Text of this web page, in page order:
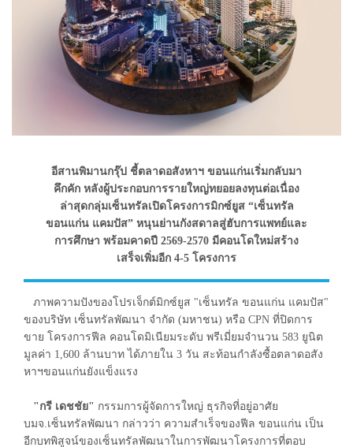
อีสานพิมานกรุ๊ป ชี้ตลาดอสังหาฯ ขอนแก่นเริ่มกลับมา
คึกคัก หลังผู้ประกอบการรายใหญ่ทยอยลงทุนต่อเนื่อง
ล่าสุดกลุ่มเซ็นทรัลเปิดโครงการมิกซ์ยูส “เซ็นทรัล
ขอนแก่น แคมปัส” หนุนย่านกังสดาลสู่ฮับการแพทย์และ
การศึกษา พร้อมคาดปี 2569-2570 มีคอนโดใหม่สร้าง
เสร็จเพิ่มอีก 4-5 โครงการ
ภาพความปังของโปรเจ็กต์มิกซ์ยูส "เซ็นทรัล ขอนแก่น แคมปัส"
ของบริษัท เซ็นทรัลพัฒนา จำกัด (มหาชน) หรือ CPN ที่ปิดการ
ขาย โครงการฟีล คอนโดมิเนียมระดับ พรีเมี่ยมจำนวน 583 ยูนิต
มูลค่า 1,600 ล้านบาท ได้ภายใน 3 วัน สะท้อนกำลังซื้อตลาดอสัง
หาฯขอนแก่นยังแข็งแรง
"กรี เดชชัย" กรรมการผู้จัดการใหญ่ ธุรกิจที่อยู่อาศัย
บมจ.เซ็นทรัลพัฒนา กล่าวว่า ความสำเร็จของฟีล ขอนแก่น เป็น
อีกบทพิสูจน์ของเซ็นทรัลพัฒนาในการพัฒนาโครงการที่ตอบ